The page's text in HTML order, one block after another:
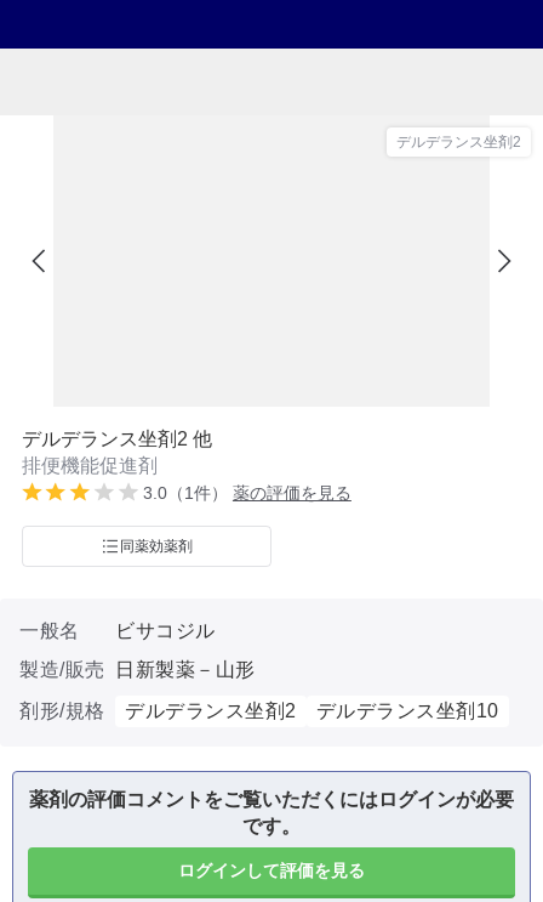
デルデランス坐剤2
デルデランス坐剤2 他
排便機能促進剤
3.0（1件） 薬の評価を見る
同薬効薬剤
一般名
ビサコジル
製造/販売
日新製薬－山形
剤形/規格
デルデランス坐剤2 デルデランス坐剤10
薬剤の評価コメントをご覧いただくにはログインが必要
です。
ログインして評価を見る